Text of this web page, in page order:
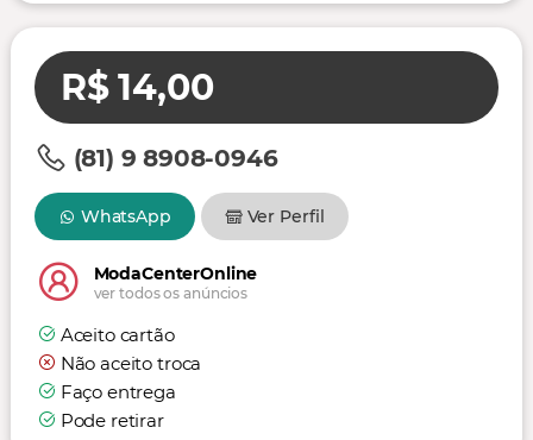
R$ 14,00
(81) 9 8908-0946
WhatsApp Ver Perfil
ModaCenterOnline
ver todos os anúncios
Aceito cartão
Não aceito troca
Faço entrega
Pode retirar